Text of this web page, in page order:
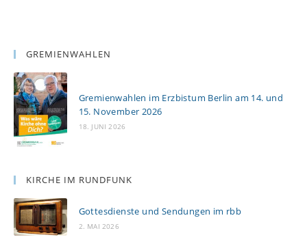
GREMIENWAHLEN
Gremienwahlen im Erzbistum Berlin am 14. und
15. November 2026
18. JUNI 2026
KIRCHE IM RUNDFUNK
Gottesdienste und Sendungen im rbb
2. MAI 2026